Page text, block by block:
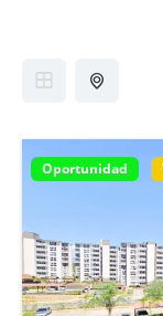
Oportunidad